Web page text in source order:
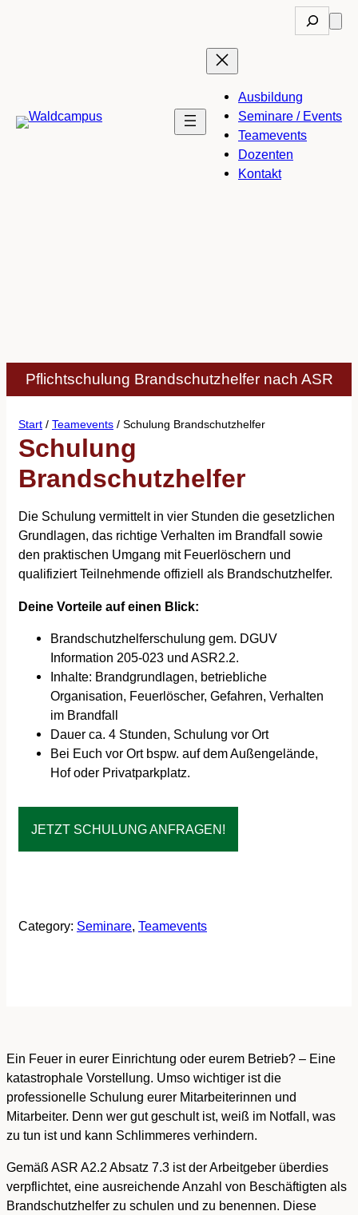
Suche
Ausbildung
Seminare / Events
Teamevents
Dozenten
Kontakt
Pflichtschulung Brandschutzhelfer nach ASR
Start / Teamevents / Schulung Brandschutzhelfer
Schulung
Brandschutzhelfer
Die Schulung vermittelt in vier Stunden die gesetzlichen
Grundlagen, das richtige Verhalten im Brandfall sowie
den praktischen Umgang mit Feuerlöschern und
qualifiziert Teilnehmende offiziell als Brandschutzhelfer.
Deine Vorteile auf einen Blick:
Brandschutzhelferschulung gem. DGUV
Information 205-023 und ASR2.2.
Inhalte: Brandgrundlagen, betriebliche
Organisation, Feuerlöscher, Gefahren, Verhalten
im Brandfall
Dauer ca. 4 Stunden, Schulung vor Ort
Bei Euch vor Ort bspw. auf dem Außengelände,
Hof oder Privatparkplatz.
JETZT SCHULUNG ANFRAGEN!
Category: Seminare, Teamevents
Ein Feuer in eurer Einrichtung oder eurem Betrieb? – Eine
katastrophale Vorstellung. Umso wichtiger ist die
professionelle Schulung eurer Mitarbeiterinnen und
Mitarbeiter. Denn wer gut geschult ist, weiß im Notfall, was
zu tun ist und kann Schlimmeres verhindern.
Gemäß ASR A2.2 Absatz 7.3 ist der Arbeitgeber überdies
verpflichtet, eine ausreichende Anzahl von Beschäftigten als
Brandschutzhelfer zu schulen und zu benennen. Diese